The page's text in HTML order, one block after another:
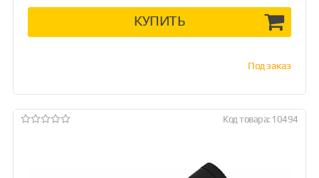
КУПИТЬ
Под заказ
Код товара: 10494